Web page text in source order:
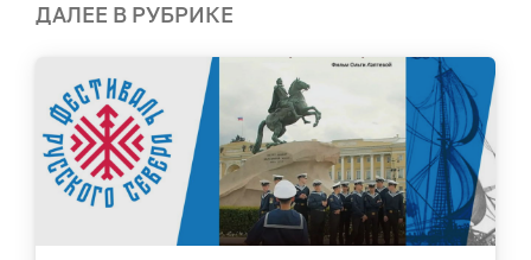
ДАЛЕЕ В РУБРИКЕ